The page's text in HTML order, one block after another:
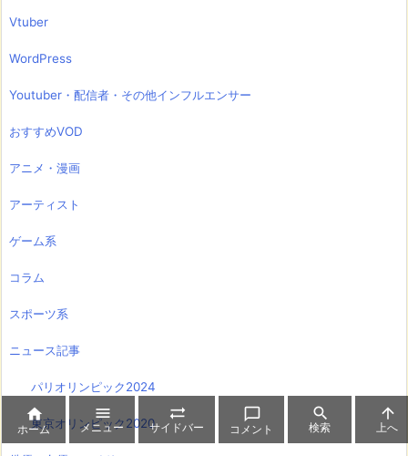
Vtuber
WordPress
Youtuber・配信者・その他インフルエンサー
おすすめVOD
アニメ・漫画
アーティスト
ゲーム系
コラム
スポーツ系
ニュース記事
パリオリンピック2024
東京オリンピック2020

ホーム

メニュー

サイドバー

コメント

検索

上へ